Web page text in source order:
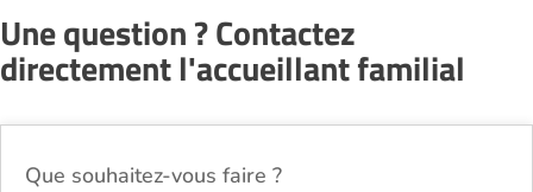
Une question ? Contactez
directement l'accueillant familial
Que souhaitez-vous faire ?